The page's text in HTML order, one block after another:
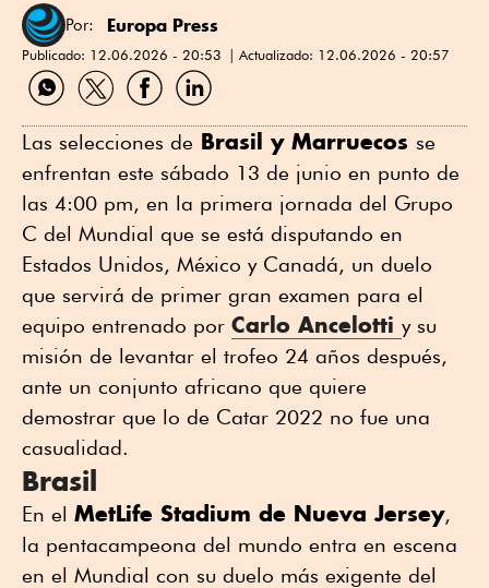
Por: Europa Press
Publicado: 12.06.2026 - 20:53 Actualizado: 12.06.2026 - 20:57
Compartir
por
Compartir
por
Compartir
por
Compartir
por
Las selecciones de Brasil y Marruecos se
enfrentan este sábado 13 de junio en punto de
las 4:00 pm, en la primera jornada del Grupo
C del Mundial que se está disputando en
Estados Unidos, México y Canadá, un duelo
que servirá de primer gran examen para el
equipo entrenado por Carlo Ancelotti y su
misión de levantar el trofeo 24 años después,
ante un conjunto africano que quiere
demostrar que lo de Catar 2022 no fue una
casualidad.
Brasil
En el MetLife Stadium de Nueva Jersey,
la pentacampeona del mundo entra en escena
en el Mundial con su duelo más exigente del